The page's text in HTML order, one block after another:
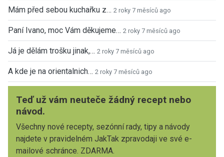
Mám před sebou kuchařku z… 2 roky 7 měsíců ago
Paní Ivano, moc Vám děkujeme… 2 roky 7 měsíců ago
Já je dělám trošku jinak,… 2 roky 7 měsíců ago
A kde je na orientalnich… 2 roky 7 měsíců ago
Teď už vám neuteče žádný recept nebo
návod.
Všechny nové recepty, sezónní rady, tipy a návody
najdete v pravidelném JakTak zpravodaji ve své e-
mailové schránce. ZDARMA.